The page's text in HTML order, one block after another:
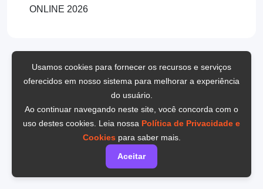
Usamos cookies para fornecer os recursos e serviços
oferecidos em nosso sistema para melhorar a experiência
do usuário.
Ao continuar navegando neste site, você concorda com o
uso destes cookies. Leia nossa Política de Privacidade e
Cookies para saber mais.
Aceitar
ONLINE 2026